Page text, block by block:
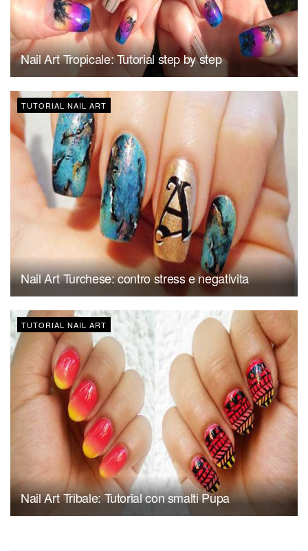
Nail Art Tropicale: Tutorial step by step
TUTORIAL NAIL ART
Nail Art Turchese: contro stress e negativita
TUTORIAL NAIL ART
Nail Art Tribale: Tutorial con smalti Pupa